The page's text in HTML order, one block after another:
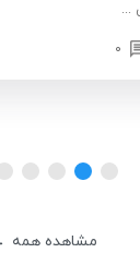
...
0
مشاهده همه